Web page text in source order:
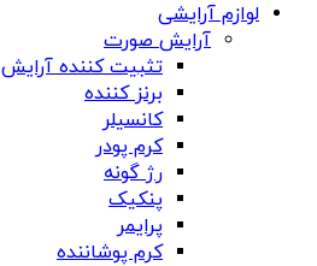
لوازم آرایشی
آرایش صورت
تثبیت کننده آرایش
برنز کننده
کانسیلر
کرم پودر
رژ گونه
پنکیک
پرایمر
کرم پوشاننده